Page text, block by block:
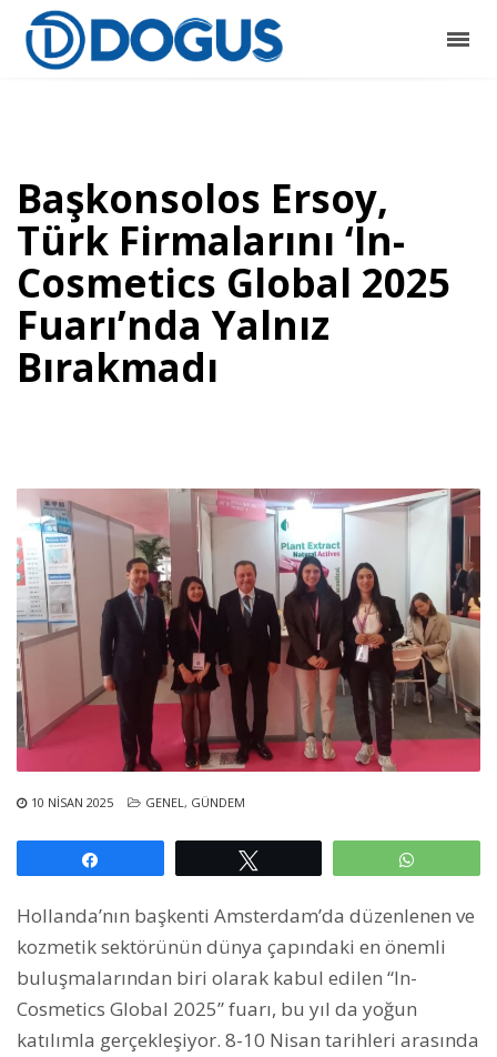
Başkonsolos Ersoy,
Türk Firmalarını ‘In-
Cosmetics Global 2025
Fuarı’nda Yalnız
Bırakmadı
10 NISAN 2025 GENEL, GÜNDEM
Hollanda’nın başkenti Amsterdam’da düzenlenen ve
kozmetik sektörünün dünya çapındaki en önemli
buluşmalarından biri olarak kabul edilen “In-
Cosmetics Global 2025” fuarı, bu yıl da yoğun
katılımla gerçekleşiyor. 8-10 Nisan tarihleri arasında